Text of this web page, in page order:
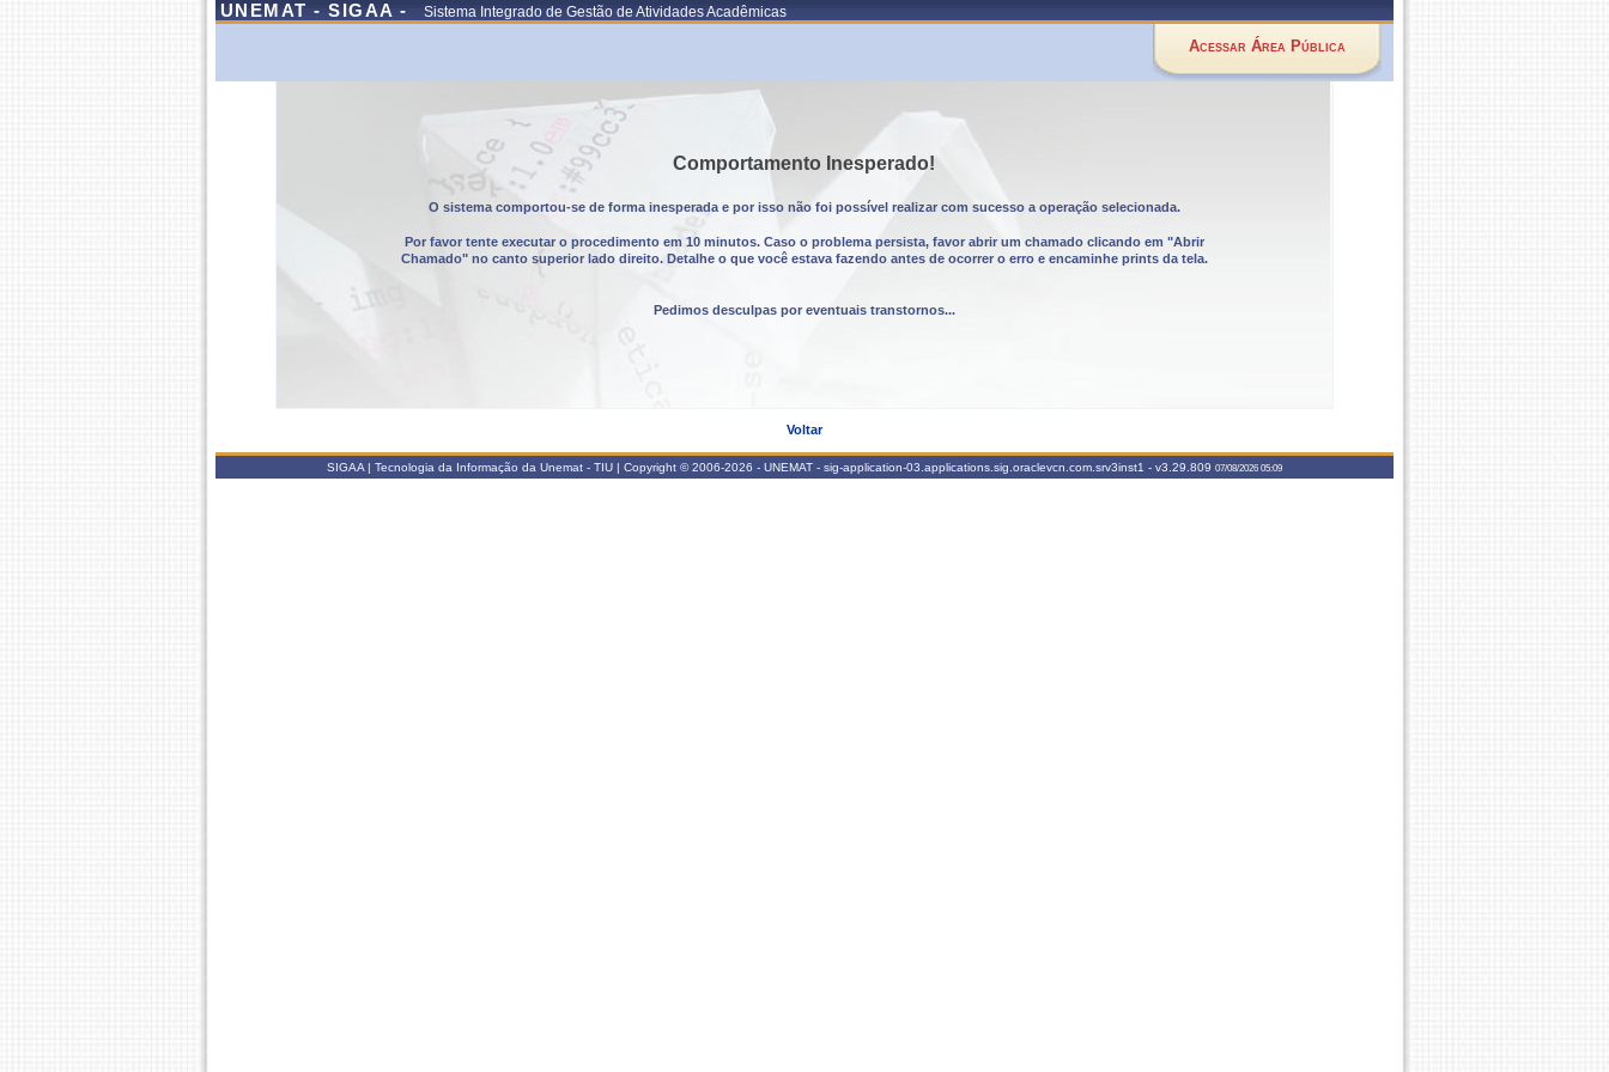
UNEMAT - SIGAA - Sistema Integrado de Gestão de Atividades Acadêmicas
Acessar Área Pública
Comportamento Inesperado!
O sistema comportou-se de forma inesperada e por isso não foi possível realizar com sucesso a operação selecionada.
Por favor tente executar o procedimento em 10 minutos. Caso o problema persista, favor abrir um chamado clicando em "Abrir
Chamado" no canto superior lado direito. Detalhe o que você estava fazendo antes de ocorrer o erro e encaminhe prints da tela.
Pedimos desculpas por eventuais transtornos...
Voltar
SIGAA | Tecnologia da Informação da Unemat - TIU | Copyright © 2006-2026 - UNEMAT - sig-application-03.applications.sig.oraclevcn.com.srv3inst1 - v3.29.809 07/08/2026 05:09